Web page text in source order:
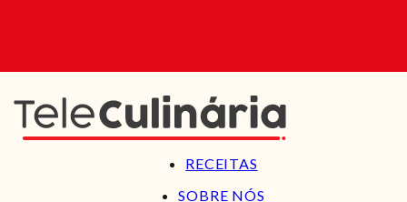
RECEITAS
SOBRE NÓS